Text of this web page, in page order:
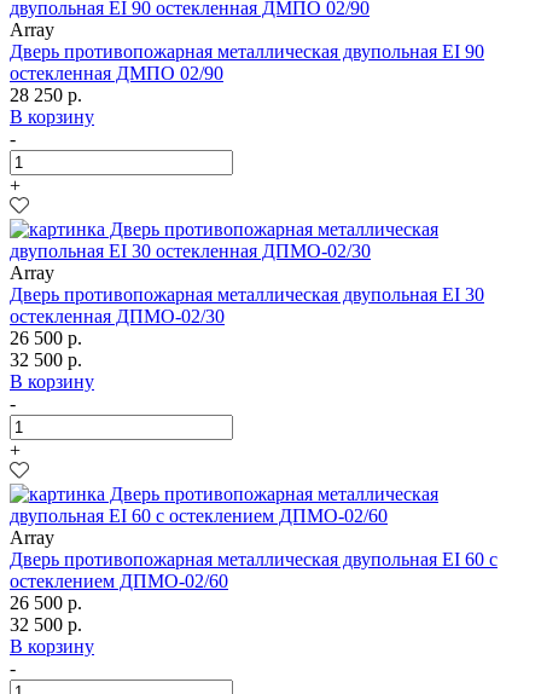
Array
Дверь противопожарная металлическая двупольная EI 90
остекленная ДМПО 02/90
28 250 р.
В корзину
-
+
Array
Дверь противопожарная металлическая двупольная EI 30
остекленная ДПМО-02/30
26 500 р.
32 500 р.
В корзину
-
+
Array
Дверь противопожарная металлическая двупольная EI 60 с
остеклением ДПМО-02/60
26 500 р.
32 500 р.
В корзину
-